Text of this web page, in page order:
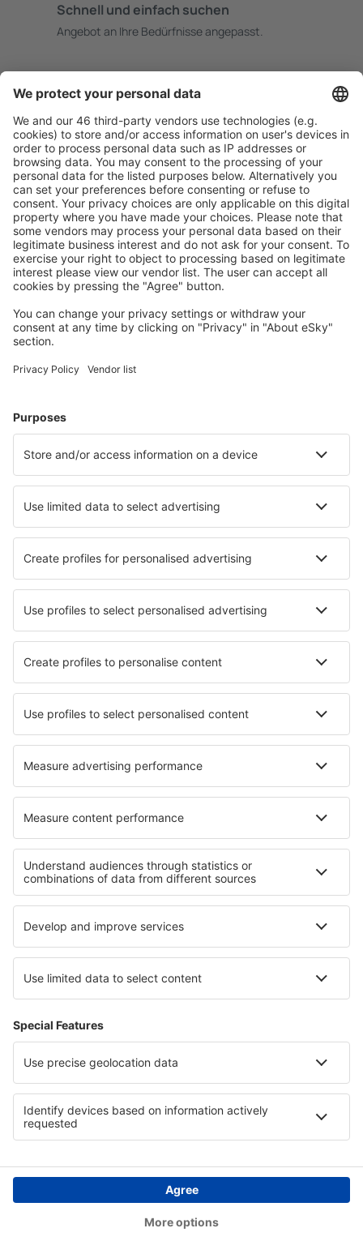
Schnell und einfach suchen
Angebot an Ihre Bedürfnisse angepasst.
Buchen ohne Sorgen mit einer kostenlosen
Stornierungsoption.
Mehr sparen
Attraktive Preise und Spezialangebote für eingeloggte
Benutzer.
Unterkünfte, die Sie mögen
Wählen Sie aus über 1,3 Millionen Unterkünften: Hotels,
Hütten, Apartments und andere.
Meist gesuchte Hotels von eSky-Nutzern
Hotels in Österreich - Beliebte Städte
Hotels in Zell am See Hotels in Graz Hotels in Solden
Hotels in Schiefling am See Hotels in Oberried
Hotels in Saalfelden am Steinernen Meer
Die besten Hotels - Städte
Hotels in Emsbüren Hotels in Chambourcy
Hotels in Issum Hotels in La Valle Hotels in Svetlyy Yar
Hotels in Ban Plai Laem Hotels in Käylä Hotels in Mula
Hotels in Katschberg / Rennweg
Hotels am Faaker See Hotels in Boa Vista
Hotels in Fernando de Noronha
Hotels auf Chrudimsko - Hlinecko
Hotels in Normandie
Copyright © eSkyTravel.de. Alle Rechte vorbehalten.